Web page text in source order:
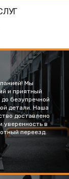
Мы
и приятный
безупречной
детали. Наша
доставлено
уверенность в
переезд.